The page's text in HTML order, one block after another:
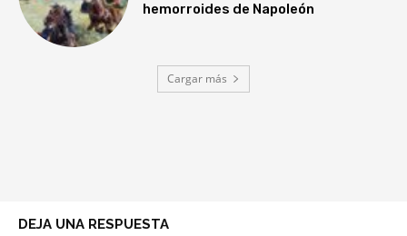
hemorroides de Napoleón
Cargar más
DEJA UNA RESPUESTA